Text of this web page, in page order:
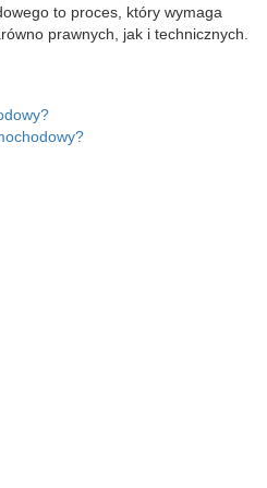
to proces, który wymaga
prawnych, jak i technicznych.